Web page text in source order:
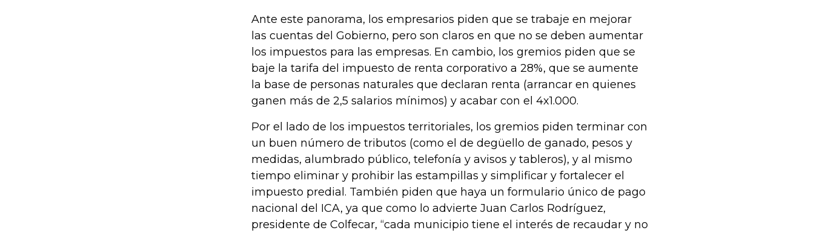
Ante este panorama, los empresarios piden que se trabaje en mejorar
las cuentas del Gobierno, pero son claros en que no se deben aumentar
los impuestos para las empresas. En cambio, los gremios piden que se
baje la tarifa del impuesto de renta corporativo a 28%, que se aumente
la base de personas naturales que declaran renta (arrancar en quienes
ganen más de 2,5 salarios mínimos) y acabar con el 4x1.000.
Por el lado de los impuestos territoriales, los gremios piden terminar con
un buen número de tributos (como el de degüello de ganado, pesos y
medidas, alumbrado público, telefonía y avisos y tableros), y al mismo
tiempo eliminar y prohibir las estampillas y simplificar y fortalecer el
impuesto predial. También piden que haya un formulario único de pago
nacional del ICA, ya que como lo advierte Juan Carlos Rodríguez,
presidente de Colfecar, “cada municipio tiene el interés de recaudar y no